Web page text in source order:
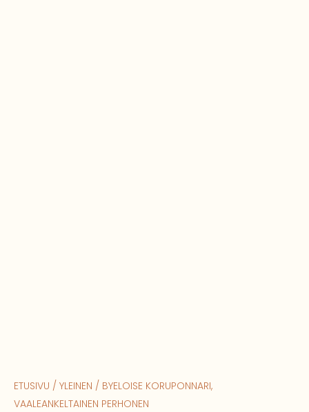
ETUSIVU / YLEINEN / BYELOISE KORUPONNARI,
VAALEANKELTAINEN PERHONEN